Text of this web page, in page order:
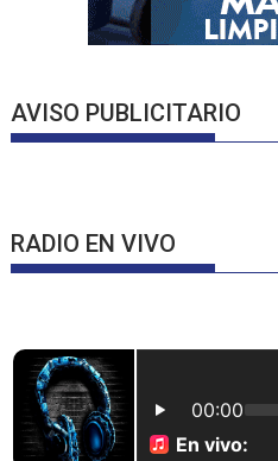
AVISO PUBLICITARIO
RADIO EN VIVO